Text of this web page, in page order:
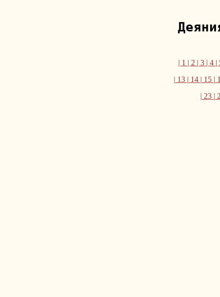
| 1 | 2 | 3 | 4 |
| 13 | 14 | 15 |
| 23 |